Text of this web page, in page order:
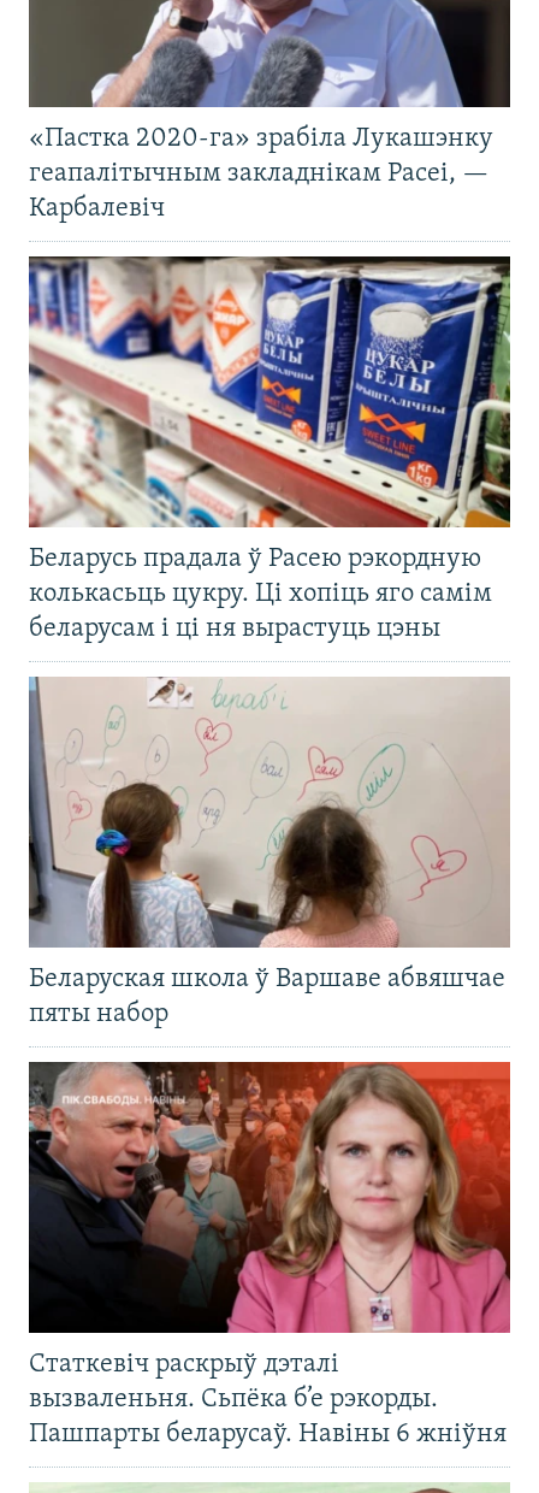
«Пастка 2020-га» зрабіла Лукашэнку
геапалітычным закладнікам Расеі, —
Карбалевіч
Беларусь прадала ў Расею рэкордную
колькасьць цукру. Ці хопіць яго самім
беларусам і ці ня вырастуць цэны
Беларуская школа ў Варшаве абвяшчае
пяты набор
Статкевіч раскрыў дэталі
вызваленьня. Сьпёка б’е рэкорды.
Пашпарты беларусаў. Навіны 6 жніўня